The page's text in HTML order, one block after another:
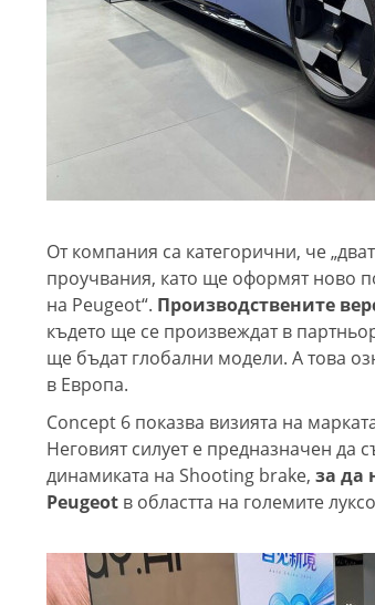
От компания са категорични, че
проучвания, като ще оформят ново
на Peugeot“. Производствените
където ще се произвеждат в
ще бъдат глобални модели. А това
в Европа.
Concept 6 показва визията на
Неговият силует е предназначен да
динамиката на Shooting brake, за да
Peugeot в областта на големите